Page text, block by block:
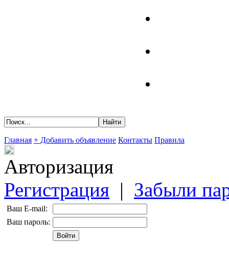
Главная + Добавить объявление Контакты Правила
Авторизация
Регистрация | Забыли
Ваш E-mail:
Ваш пароль: